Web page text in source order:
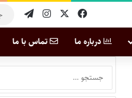
درباره ما تماس با ما